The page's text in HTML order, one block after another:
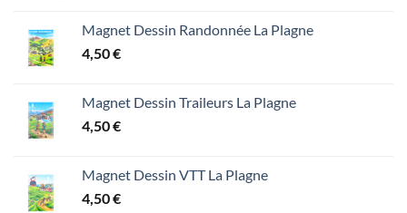
Magnet Dessin Randonnée La Plagne
4,50€
Magnet Dessin Traileurs La Plagne
4,50€
Magnet Dessin VTT La Plagne
4,50€